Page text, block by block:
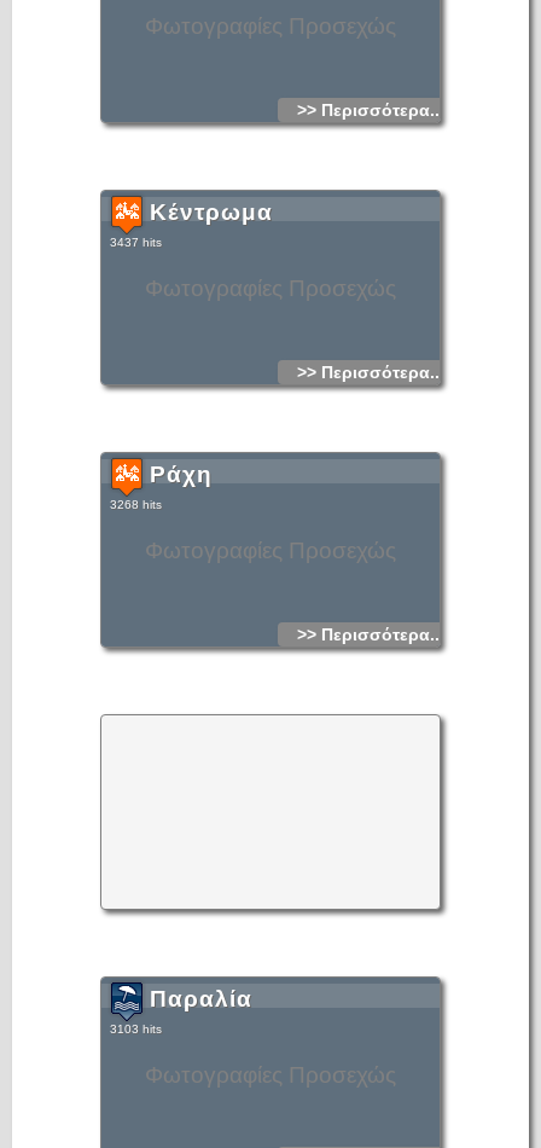
Φωτογραφίες Προσεχώς
>> Περισσότερα...
Φωτογραφίες Προσεχώς
Κέντρωμα
3437 hits
>> Περισσότερα...
Φωτογραφίες Προσεχώς
Ράχη
3268 hits
>> Περισσότερα...
Φωτογραφίες Προσεχώς
Παραλία
3103 hits